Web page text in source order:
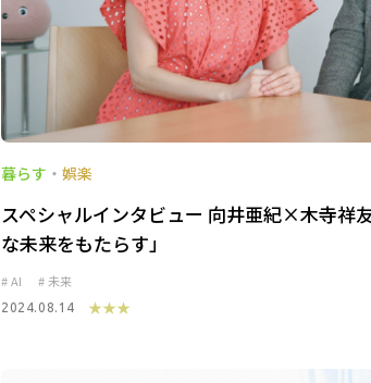
暮らす ・ 娯楽
スペシャルインタビュー 向井亜紀×木寺祥
な未来をもたらす」
AI 未来
2024.08.14 ★★★